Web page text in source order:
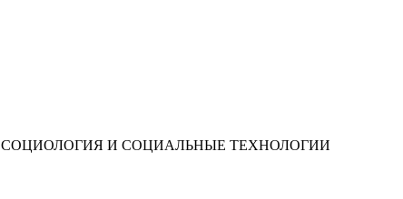
СОЦИОЛОГИЯ И СОЦИАЛЬНЫЕ ТЕХНОЛОГИИ